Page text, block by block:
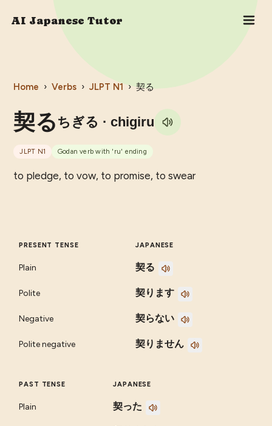
AI Japanese Tutor
Home › Verbs › JLPT N1 › 契る
契る ちぎる · chigiru
JLPT N1 Godan verb with 'ru' ending
to pledge, to vow, to promise, to swear
PRESENT TENSE JAPANESE
Plain 契る
Polite 契ります
Negative 契らない
Polite negative 契りません
PAST TENSE JAPANESE
Plain 契った